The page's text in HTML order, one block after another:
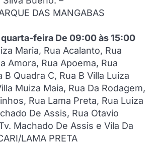
DAS MANGABAS
feira De 09:00 às 15:00
Maria, Rua Acalanto, Rua
Amora, Rua Apoema, Rua
B Quadra C, Rua B Villa Luiza
Muiza Maia, Rua Da Rodagem,
Rua Lama Preta, Rua Luiza
De Assis, Rua Otavio
Machado De Assis e Vila Da
LAMA PRETA